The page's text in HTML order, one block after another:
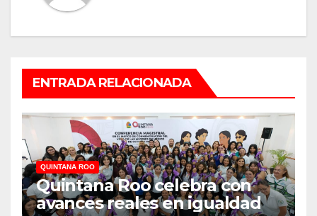
ENTRADA RELACIONADA
QUINTANA ROO
Quintana Roo celebra con
avances reales en igualdad